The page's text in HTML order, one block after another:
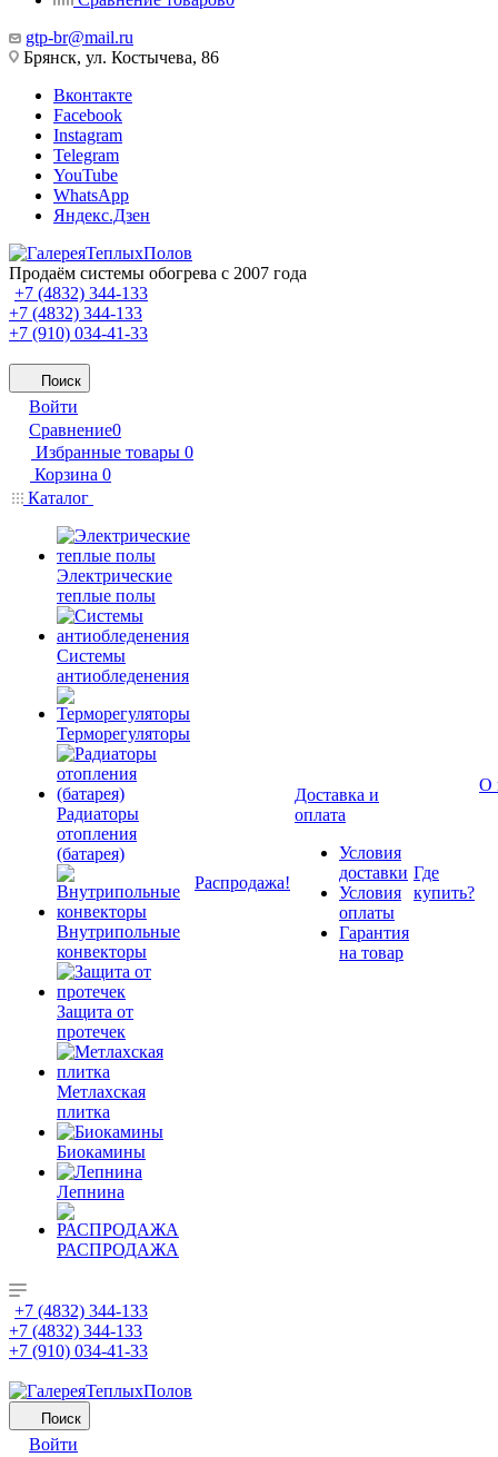
gtp-br@mail.ru
Брянск, ул. Костычева, 86
Вконтакте
Facebook
Instagram
Telegram
YouTube
WhatsApp
Яндекс.Дзен
Продаём системы обогрева с 2007 года
+7 (4832) 344-133
+7 (4832) 344-133
+7 (910) 034-41-33
Поиск
Войти
Сравнение0
Избранные товары 0
Корзина 0
Каталог
Электрические
теплые полы
Системы
антиобледенения
Терморегуляторы
Радиаторы
отопления
(батарея)
Внутрипольные
конвекторы
Защита от
протечек
Метлахская
плитка
Биокамины
Лепнина
РАСПРОДАЖА
Распродажа!
Доставка и
оплата
Условия
доставки
Условия
оплаты
Гарантия
на товар
Где
купить?
О
+7 (4832) 344-133
+7 (4832) 344-133
+7 (910) 034-41-33
Поиск
Войти